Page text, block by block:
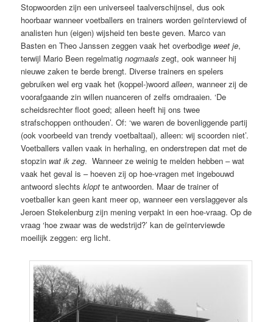
Stopwoorden zijn een universeel taalverschijnsel, dus ook
hoorbaar wanneer voetballers en trainers worden geïnterviewd of
analisten hun (eigen) wijsheid ten beste geven. Marco van
Basten en Theo Janssen zeggen vaak het overbodige weet je,
terwijl Mario Been regelmatignogmaals zegt, ook wanneer hij
nieuwe zaken te berde brengt. Diverse trainers en spelers
gebruiken wel erg vaak het (koppel-)woordalleen, wanneer zij de
voorafgaande zin willen nuanceren of zelfs omdraaien. ‘De
scheidsrechter floot goed; alleen heeft hij ons twee
strafschoppen onthouden’. Of: ‘we waren de bovenliggende partij
(ook voorbeeld van trendy voetbaltaal), alleen: wij scoorden niet’.
Voetballers vallen vaak in herhaling, en onderstrepen dat met de
stopzin wat ik zeg. Wanneer ze weinig te melden hebben – wat
vaak het geval is – hoeven zij op hoe-vragen met ingebouwd
antwoord slechtskloptte antwoorden. Maar de trainer of
voetballer kan geen kant meer op, wanneer een verslaggever als
Jeroen Stekelenburg zijn mening verpakt in een hoe-vraag. Op de
vraag ‘hoe zwaar was de wedstrijd?’ kan de geïnterviewde
moeilijk zeggen: erg licht.